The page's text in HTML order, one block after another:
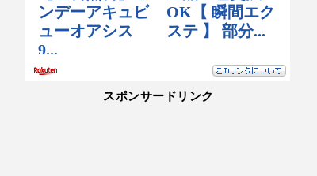
スポンサードリンク